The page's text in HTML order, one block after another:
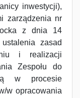
inwestycji),
zarządzenia nr
z dnia 14
zasad
i realizacji
Zespołu do
w procesie
w opracowania